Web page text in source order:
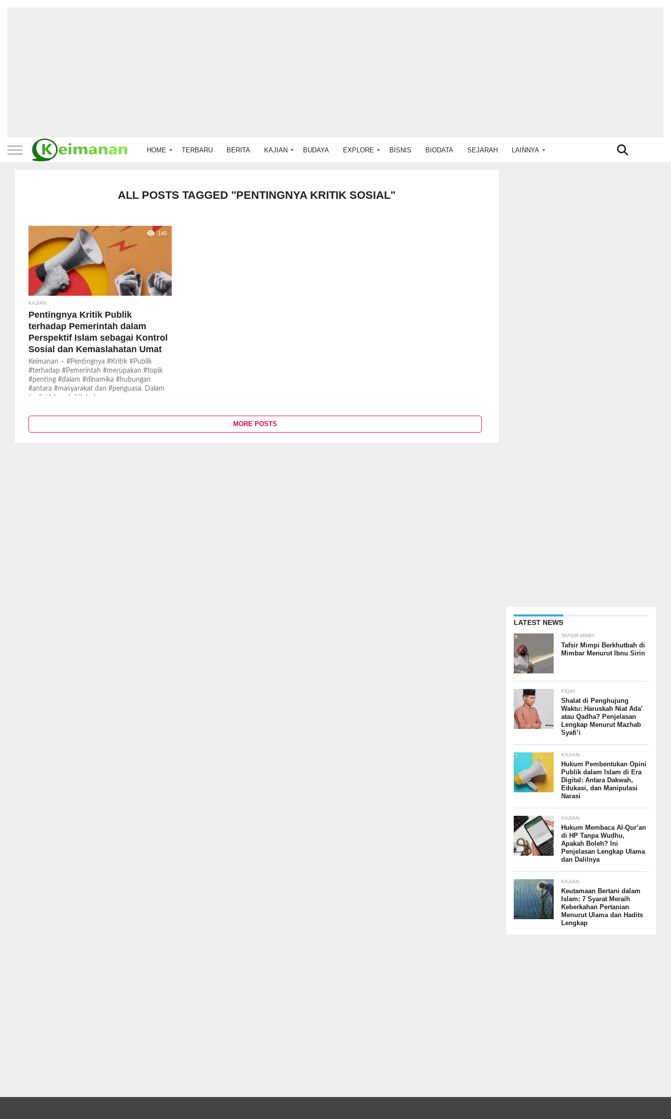
HOME TERBARU BERITA KAJIAN BUDAYA EXPLORE BISNIS BIODATA SEJARAH LAINNYA
ALL POSTS TAGGED "PENTINGNYA KRITIK SOSIAL"
140
KAJIAN
Pentingnya Kritik Publik
terhadap Pemerintah dalam
Perspektif Islam sebagai Kontrol
Sosial dan Kemaslahatan Umat
Keimanan – #Pentingnya #Kritik #Publik
#terhadap #Pemerintah #merupakan #topik
#penting #dalam #dinamika #hubungan
#antara #masyarakat dan #penguasa. Dalam
tradisi Islam, kritik bukan...
MORE POSTS
LATEST NEWS
TAFSIR MIMPI
Tafsir Mimpi Berkhutbah di
Mimbar Menurut Ibnu Sirin
FIQIH
Shalat di Penghujung
Waktu: Haruskah Niat Ada’
atau Qadha? Penjelasan
Lengkap Menurut Mazhab
Syafi’i
KAJIAN
Hukum Pembentukan Opini
Publik dalam Islam di Era
Digital: Antara Dakwah,
Edukasi, dan Manipulasi
Narasi
KAJIAN
Hukum Membaca Al-Qur’an
di HP Tanpa Wudhu,
Apakah Boleh? Ini
Penjelasan Lengkap Ulama
dan Dalilnya
KAJIAN
Keutamaan Bertani dalam
Islam: 7 Syarat Meraih
Keberkahan Pertanian
Menurut Ulama dan Hadits
Lengkap